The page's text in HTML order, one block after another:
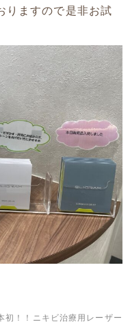
りますので是非お試
初！！ニキビ治療用レーザー